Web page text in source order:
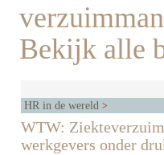
Bekijk alle
HR in de wereld
WTW:
werkgevers onder